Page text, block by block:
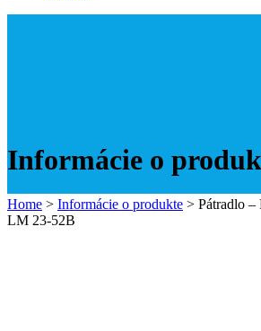
Informácie o
Home > Informácie o produkte > Pátradlo –
LM 23-52B